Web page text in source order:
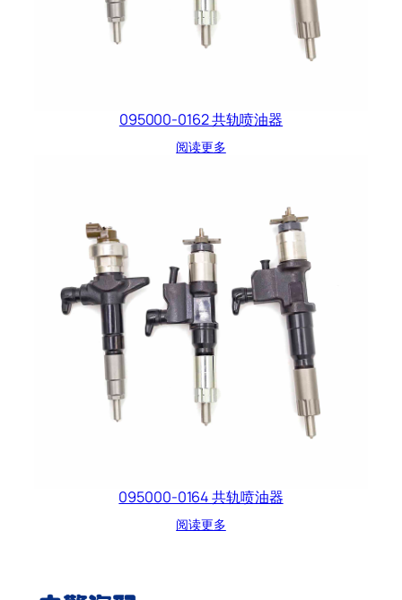
095000-0162 共轨喷油器
阅读更多
095000-0164 共轨喷油器
阅读更多